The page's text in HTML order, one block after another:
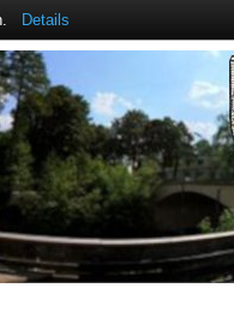
Details